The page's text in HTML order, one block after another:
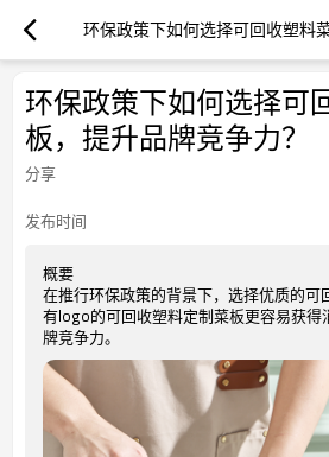
环保政策下如何选择可
板，提升品牌竞争力？
分享
发布时间
概要
在推行环保政策的背景下，选择优质的可
有logo的可回收塑料定制菜板更容易获得
牌竞争力。